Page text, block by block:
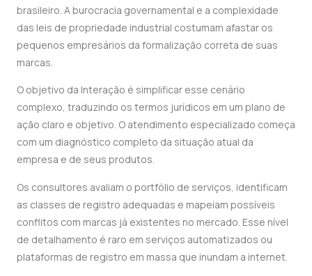
brasileiro. A burocracia governamental e a complexidade
das leis de propriedade industrial costumam afastar os
pequenos empresários da formalização correta de suas
marcas.
O objetivo da Interação é simplificar esse cenário
complexo, traduzindo os termos jurídicos em um plano de
ação claro e objetivo. O atendimento especializado começa
com um diagnóstico completo da situação atual da
empresa e de seus produtos.
Os consultores avaliam o portfólio de serviços, identificam
as classes de registro adequadas e mapeiam possíveis
conflitos com marcas já existentes no mercado. Esse nível
de detalhamento é raro em serviços automatizados ou
plataformas de registro em massa que inundam a internet.